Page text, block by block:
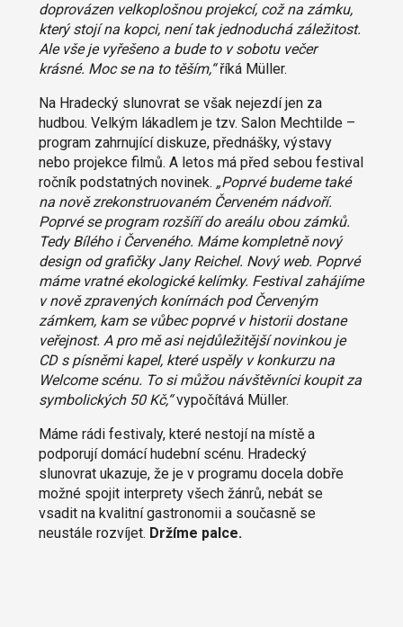
doprovázen velkoplošnou projekcí, což na zámku,
který stojí na kopci, není tak jednoduchá záležitost.
Ale vše je vyřešeno a bude to v sobotu večer
krásné. Moc se na to těším,“říká Müller.
Na Hradecký slunovrat se však nejezdí jen za
hudbou. Velkým lákadlem je tzv. Salon Mechtilde –
program zahrnující diskuze, přednášky, výstavy
nebo projekce filmů. A letos má před sebou festival
ročník podstatných novinek. „Poprvé budeme také
na nově zrekonstruovaném Červeném nádvoří.
Poprvé se program rozšíří do areálu obou zámků.
Tedy Bílého i Červeného. Máme kompletně nový
design od grafičky Jany Reichel. Nový web. Poprvé
máme vratné ekologické kelímky. Festival zahájíme
v nově zpravených konírnách pod Červeným
zámkem, kam se vůbec poprvé v historii dostane
veřejnost. A pro mě asi nejdůležitější novinkou je
CD s písněmi kapel, které uspěly v konkurzu na
Welcome scénu. To si můžou návštěvníci koupit za
symbolických 50 Kč,“vypočítává Müller.
Máme rádi festivaly, které nestojí na místě a
podporují domácí hudební scénu. Hradecký
slunovrat ukazuje, že je v programu docela dobře
možné spojit interprety všech žánrů, nebát se
vsadit na kvalitní gastronomii a současně se
neustále rozvíjet. Držíme palce.